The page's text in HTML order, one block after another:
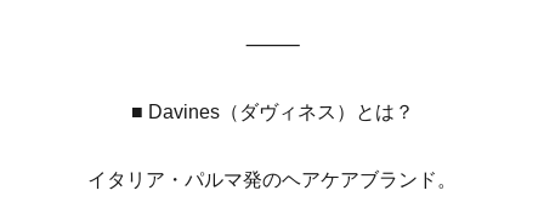
⸻
■ Davines（ダヴィネス）とは？
イタリア・パルマ発のヘアケアブランド。